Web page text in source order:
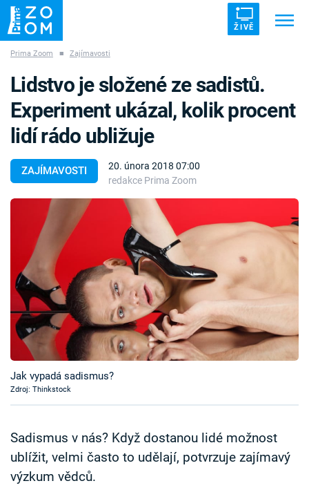
ŽIVĚ
ZÁHADY VETŘELCI DÁVNOVĚKU
Témata
Témata
Pořady
TV Program
Časopis
Sledujte prima+
Sledujte nás
Prima Zoom ■ Zajímavosti
ZAJÍMAVOSTI
20. února 2018 07:00
redakce Prima Zoom
Lidstvo je složené ze sadistů.
Experiment ukázal, kolik procent
lidí rádo ubližuje
Jak vypadá sadismus?
Zdroj: Thinkstock
Sadismus v nás? Když dostanou lidé možnost
ublížit, velmi často to udělají, potvrzuje zajímavý
výzkum vědců.